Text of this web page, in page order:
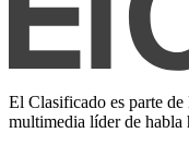
El Clasificado es parte
multimedia líder de habla